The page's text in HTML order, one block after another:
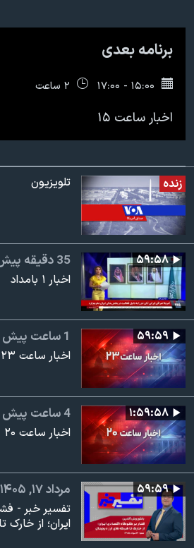
همایش محافظه‌کاران آمریکا «سی‌پک»
برنامه بعدی
۱۵:۰۰ - ۱۷:۰۰ ۲ ساعت
اخبار ساعت ۱۵
زنده تلویزیون
۵۹:۵۸ 35 دقیقه پیش
اخبار ۱ بامداد
۵۹:۵۹ 1 ساعت پیش
اخبار ساعت ۲۳
۱:۵۹:۵۸ 4 ساعت پیش
اخبار ساعت ۲۰
۵۹:۵۹ مرداد ۱۷, ۱۴۰۵
تفسیر خبر -
ایران؛ از